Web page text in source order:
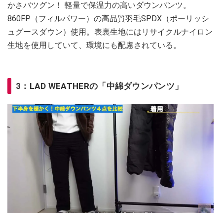
かさバツグン！ 軽量で保温力の高いダウンパンツ。
860FP（フィルパワー）の高品質羽毛SPDX（ポーリッシ
ュグースダウン）使用。表裏生地にはリサイクルナイロン
生地を使用していて、環境にも配慮されている。
3：LAD WEATHERの「中綿ダウンパンツ」